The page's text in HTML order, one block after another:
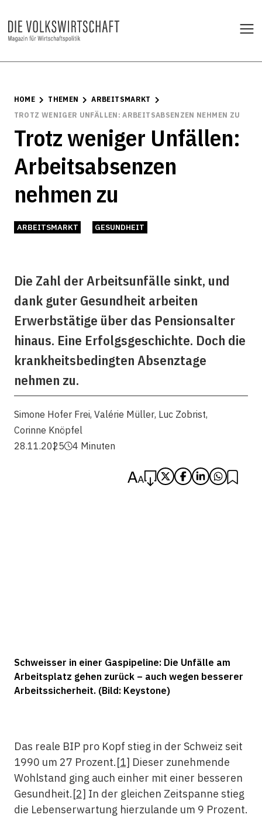
HOME THEMEN
ARBEITSMARKT
TROTZ WENIGER UNFÄLLEN: ARBEITSABSENZEN NEHMEN ZU
Trotz weniger Unfällen:
Arbeitsabsenzen
nehmen zu
ARBEITSMARKT GESUNDHEIT
Die Zahl der Arbeitsunfälle sinkt, und
dank guter Gesundheit arbeiten
Erwerbstätige über das Pensionsalter
hinaus. Eine Erfolgsgeschichte. Doch die
krankheitsbedingten Absenztage
nehmen zu.
Simone Hofer Frei, Valérie Müller, Luc Zobrist,
Corinne Knöpfel
28.11.2025
4 Minuten
Schweisser in einer Gaspipeline: Die Unfälle am
Arbeitsplatz gehen zurück – auch wegen besserer
Arbeitssicherheit. (Bild: Keystone)
Das reale BIP pro Kopf stieg in der Schweiz seit
1990 um 27 Prozent.[1] Dieser zunehmende
Wohlstand ging auch einher mit einer besseren
Gesundheit.[2] In der gleichen Zeitspanne stieg
die Lebenserwartung hierzulande um 9 Prozent.